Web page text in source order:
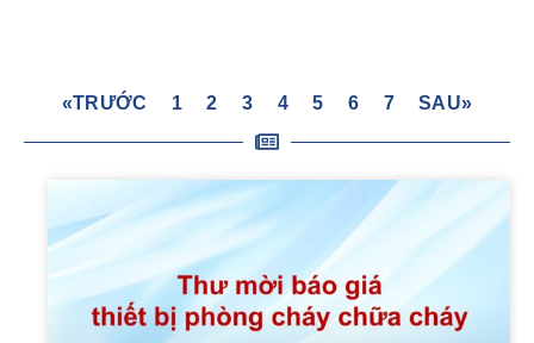
«TRƯỚC 1 2 3 4 5 6 7 SAU»